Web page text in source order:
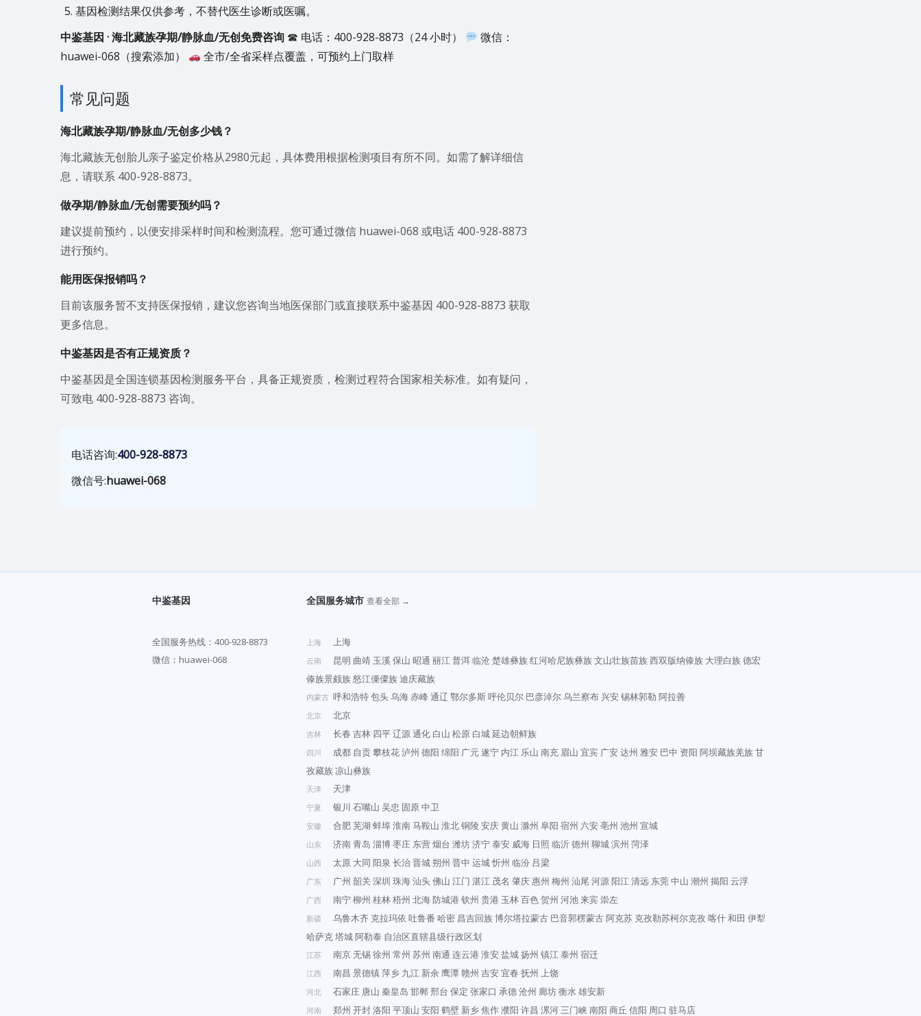
基因检测结果仅供参考，不替代医生诊断或医嘱。
中鉴基因 · 海北藏族孕期/静脉血/无创免费咨询 ☎ 电话：400-928-8873（24 小时）
微信：
huawei-068（搜索添加）
全市/全省采样点覆盖，可预约上门取样
常见问题
海北藏族孕期/静脉血/无创多少钱？
海北藏族无创胎儿亲子鉴定价格从2980元起，具体费用根据检测项目有所不同。如需了解详细信
息，请联系 400-928-8873。
做孕期/静脉血/无创需要预约吗？
建议提前预约，以便安排采样时间和检测流程。您可通过微信 huawei-068 或电话 400-928-8873
进行预约。
能用医保报销吗？
目前该服务暂不支持医保报销，建议您咨询当地医保部门或直接联系中鉴基因 400-928-8873 获取
更多信息。
中鉴基因是否有正规资质？
中鉴基因是全国连锁基因检测服务平台，具备正规资质，检测过程符合国家相关标准。如有疑问，
可致电 400-928-8873 咨询。
电话咨询:400-928-8873
微信号:huawei-068
中鉴基因
全国服务热线： 400-928-8873
微信：huawei-068
全国服务城市 查看全部 →
上海 上海
云南 昆明 曲靖 玉溪保山 昭通 丽江普洱临沧楚雄彝族红河哈尼族彝族文山壮族苗族西双版纳傣族 大理白族德宏
傣族景颇族怒江傈僳族迪庆藏族
内蒙古 呼和浩特包头乌海赤峰通辽 鄂尔多斯呼伦贝尔 巴彦淖尔乌兰察布 兴安锡林郭勒 阿拉善
北京 北京
吉林 长春 吉林 四平辽源通化 白山 松原 白城延边朝鲜族
四川 成都 自贡攀枝花泸州 德阳 绵阳 广元遂宁 内江 乐山 南充 眉山 宜宾 广安达州 雅安 巴中 资阳 阿坝藏族羌族甘
孜藏族凉山彝族
天津 天津
宁夏 银川 石嘴山 吴忠 固原中卫
安徽 合肥芜湖 蚌埠淮南马鞍山 淮北铜陵 安庆黄山 滁州 阜阳 宿州 六安亳州 池州 宣城
山东 济南青岛 淄博枣庄 东营烟台 潍坊济宁泰安 威海 日照 临沂德州 聊城滨州 菏泽
山西 太原 大同 阳泉 长治晋城朔州 晋中 运城忻州 临汾 吕梁
广东 广州 韶关 深圳 珠海汕头佛山 江门 湛江 茂名 肇庆惠州 梅州 汕尾 河源阳江清远 东莞中山 潮州 揭阳 云浮
广西 南宁柳州 桂林梧州 北海防城港钦州 贵港 玉林百色贺州 河池来宾崇左
新疆 乌鲁木齐 克拉玛依 吐鲁番 哈密 昌吉回族博尔塔拉蒙古 巴音郭楞蒙古阿克苏 克孜勒苏柯尔克孜喀什和田 伊犁
哈萨克塔城阿勒泰 自治区直辖县级行政区划
江苏 南京无锡徐州 常州 苏州 南通 连云港淮安盐城扬州 镇江泰州 宿迁
江西 南昌 景德镇萍乡 九江 新余鹰潭赣州 吉安宜春 抚州 上饶
河北 石家庄 唐山 秦皇岛 邯郸邢台 保定 张家口 承德沧州 廊坊衡水雄安新
河南 郑州 开封洛阳 平顶山 安阳 鹤壁 新乡焦作濮阳 许昌 漯河三门峡南阳 商丘 信阳 周口 驻马店